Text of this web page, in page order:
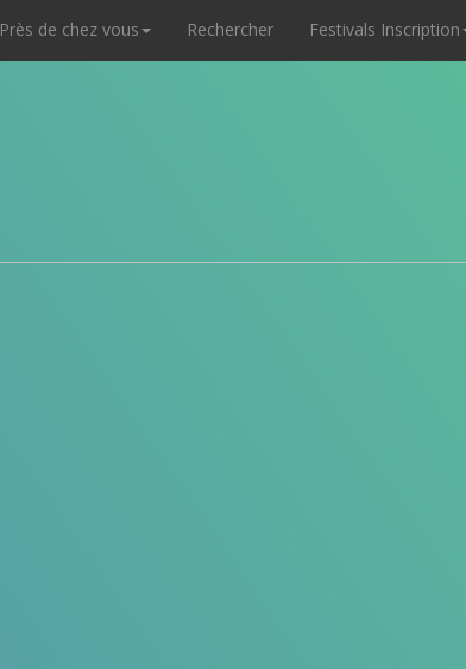
Près de chez vous Rechercher Festivals Inscription